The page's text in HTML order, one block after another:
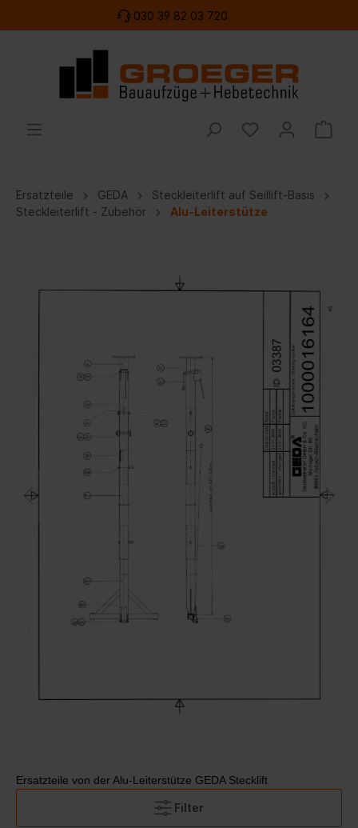
030 39 82 03 720
Ersatzteile GEDA
Steckleiterlift auf Seillift-Basis
Steckleiterlift - Zubehör
Alu-Leiterstütze
Ersatzteile von der Alu-Leiterstütze GEDA Stecklift
Filter